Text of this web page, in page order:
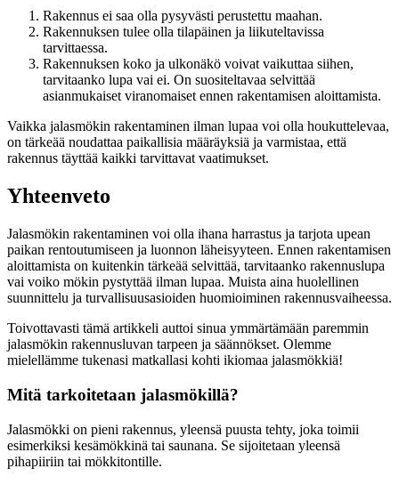
Rakennus ei saa olla pysyvästi perustettu maahan.
Rakennuksen tulee olla tilapäinen ja liikuteltavissa
tarvittaessa.
Rakennuksen koko ja ulkonäkö voivat vaikuttaa siihen,
tarvitaanko lupa vai ei. On suositeltavaa selvittää
asianmukaiset viranomaiset ennen rakentamisen aloittamista.
Vaikka jalasmökin rakentaminen ilman lupaa voi olla houkuttelevaa,
on tärkeää noudattaa paikallisia määräyksiä ja varmistaa, että
rakennus täyttää kaikki tarvittavat vaatimukset.
Yhteenveto
Jalasmökin rakentaminen voi olla ihana harrastus ja tarjota upean
paikan rentoutumiseen ja luonnon läheisyyteen. Ennen rakentamisen
aloittamista on kuitenkin tärkeää selvittää, tarvitaanko rakennuslupa
vai voiko mökin pystyttää ilman lupaa. Muista aina huolellinen
suunnittelu ja turvallisuusasioiden huomioiminen rakennusvaiheessa.
Toivottavasti tämä artikkeli auttoi sinua ymmärtämään paremmin
jalasmökin rakennusluvan tarpeen ja säännökset. Olemme
mielellämme tukenasi matkallasi kohti ikiomaa jalasmökkiä!
Mitä tarkoitetaan jalasmökillä?
Jalasmökki on pieni rakennus, yleensä puusta tehty, joka toimii
esimerkiksi kesämökkinä tai saunana. Se sijoitetaan yleensä
pihapiiriin tai mökkitontille.